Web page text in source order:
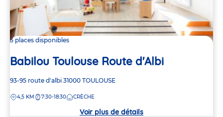
3 places disponibles
Babilou Toulouse Route d'Albi
Adresse
la
93-95 route d'albi 31000 TOULOUSE
DISTANCE
4,5 KM 7:30-18:30 CRÈCHE
Voir plus de détails